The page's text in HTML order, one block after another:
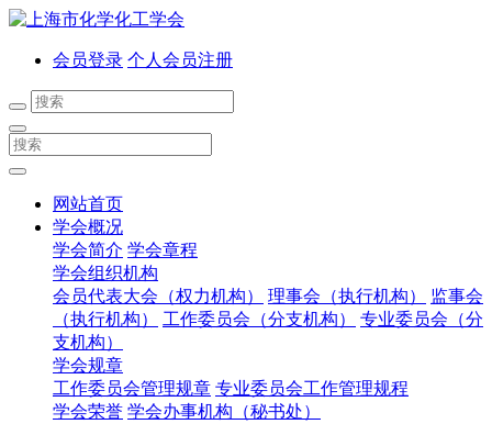
会员登录 个人会员注册
网站首页
学会概况
学会简介 学会章程
学会组织机构
会员代表大会（权力机构）
理事会（执行机构）
监事会
（执行机构）
工作委员会（分支机构）
专业委员会（分
支机构）
学会规章
工作委员会管理规章 专业委员会工作管理规程
学会荣誉 学会办事机构（秘书处）